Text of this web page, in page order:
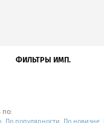
ФИЛЬТРЫ ИМП.
по: